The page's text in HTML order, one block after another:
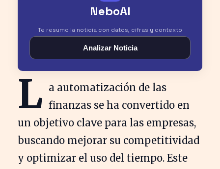
NeboAI
Te resumo la noticia con datos, cifras y contexto
Analizar Noticia
L a automatización de las
finanzas se ha convertido en
un objetivo clave para las empresas,
buscando mejorar su competitividad
y optimizar el uso del tiempo. Este